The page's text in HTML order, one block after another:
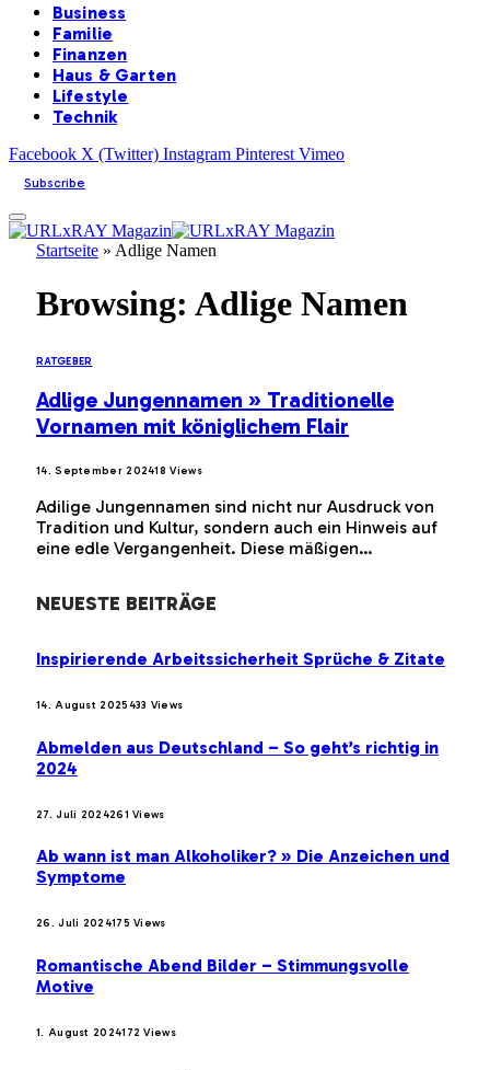
Business
Familie
Finanzen
Haus & Garten
Lifestyle
Technik
Facebook X (Twitter) Instagram Pinterest Vimeo
Subscribe
Startseite » Adlige Namen
Browsing: Adlige Namen
RATGEBER
Adlige Jungennamen » Traditionelle
Vornamen mit königlichem Flair
14. September 202418Views
Adilige Jungennamen sind nicht nur Ausdruck von
Tradition und Kultur, sondern auch ein Hinweis auf
eine edle Vergangenheit. Diese mäßigen…
NEUESTE BEITRÄGE
Inspirierende Arbeitssicherheit Sprüche & Zitate
14. August 2025433 Views
Abmelden aus Deutschland – So geht’s richtig in
2024
27. Juli 2024261Views
Ab wann ist man Alkoholiker? » Die Anzeichen und
Symptome
26. Juli 2024175Views
Romantische Abend Bilder – Stimmungsvolle
Motive
1. August 2024172Views